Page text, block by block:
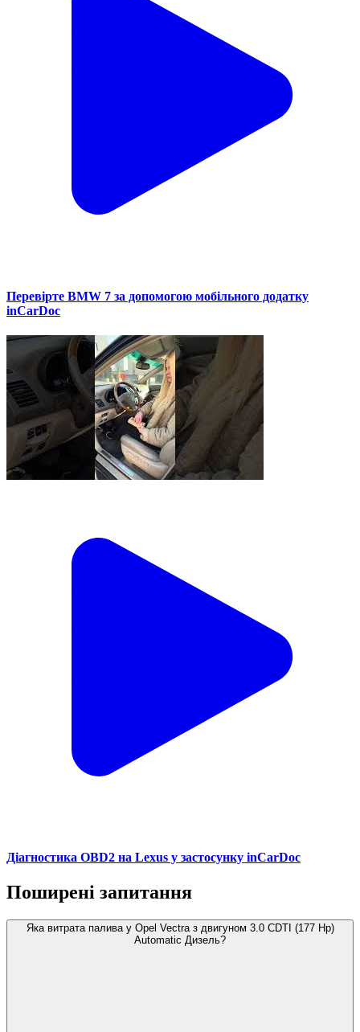
Перевірте BMW 7 за допомогою мобільного додатку
inCarDoc
Діагностика OBD2 на Lexus у застосунку inCarDoc
Поширені запитання
Яка витрата палива у Opel Vectra з двигуном 3.0 CDTI (177 Hp)
Automatic Дизель?